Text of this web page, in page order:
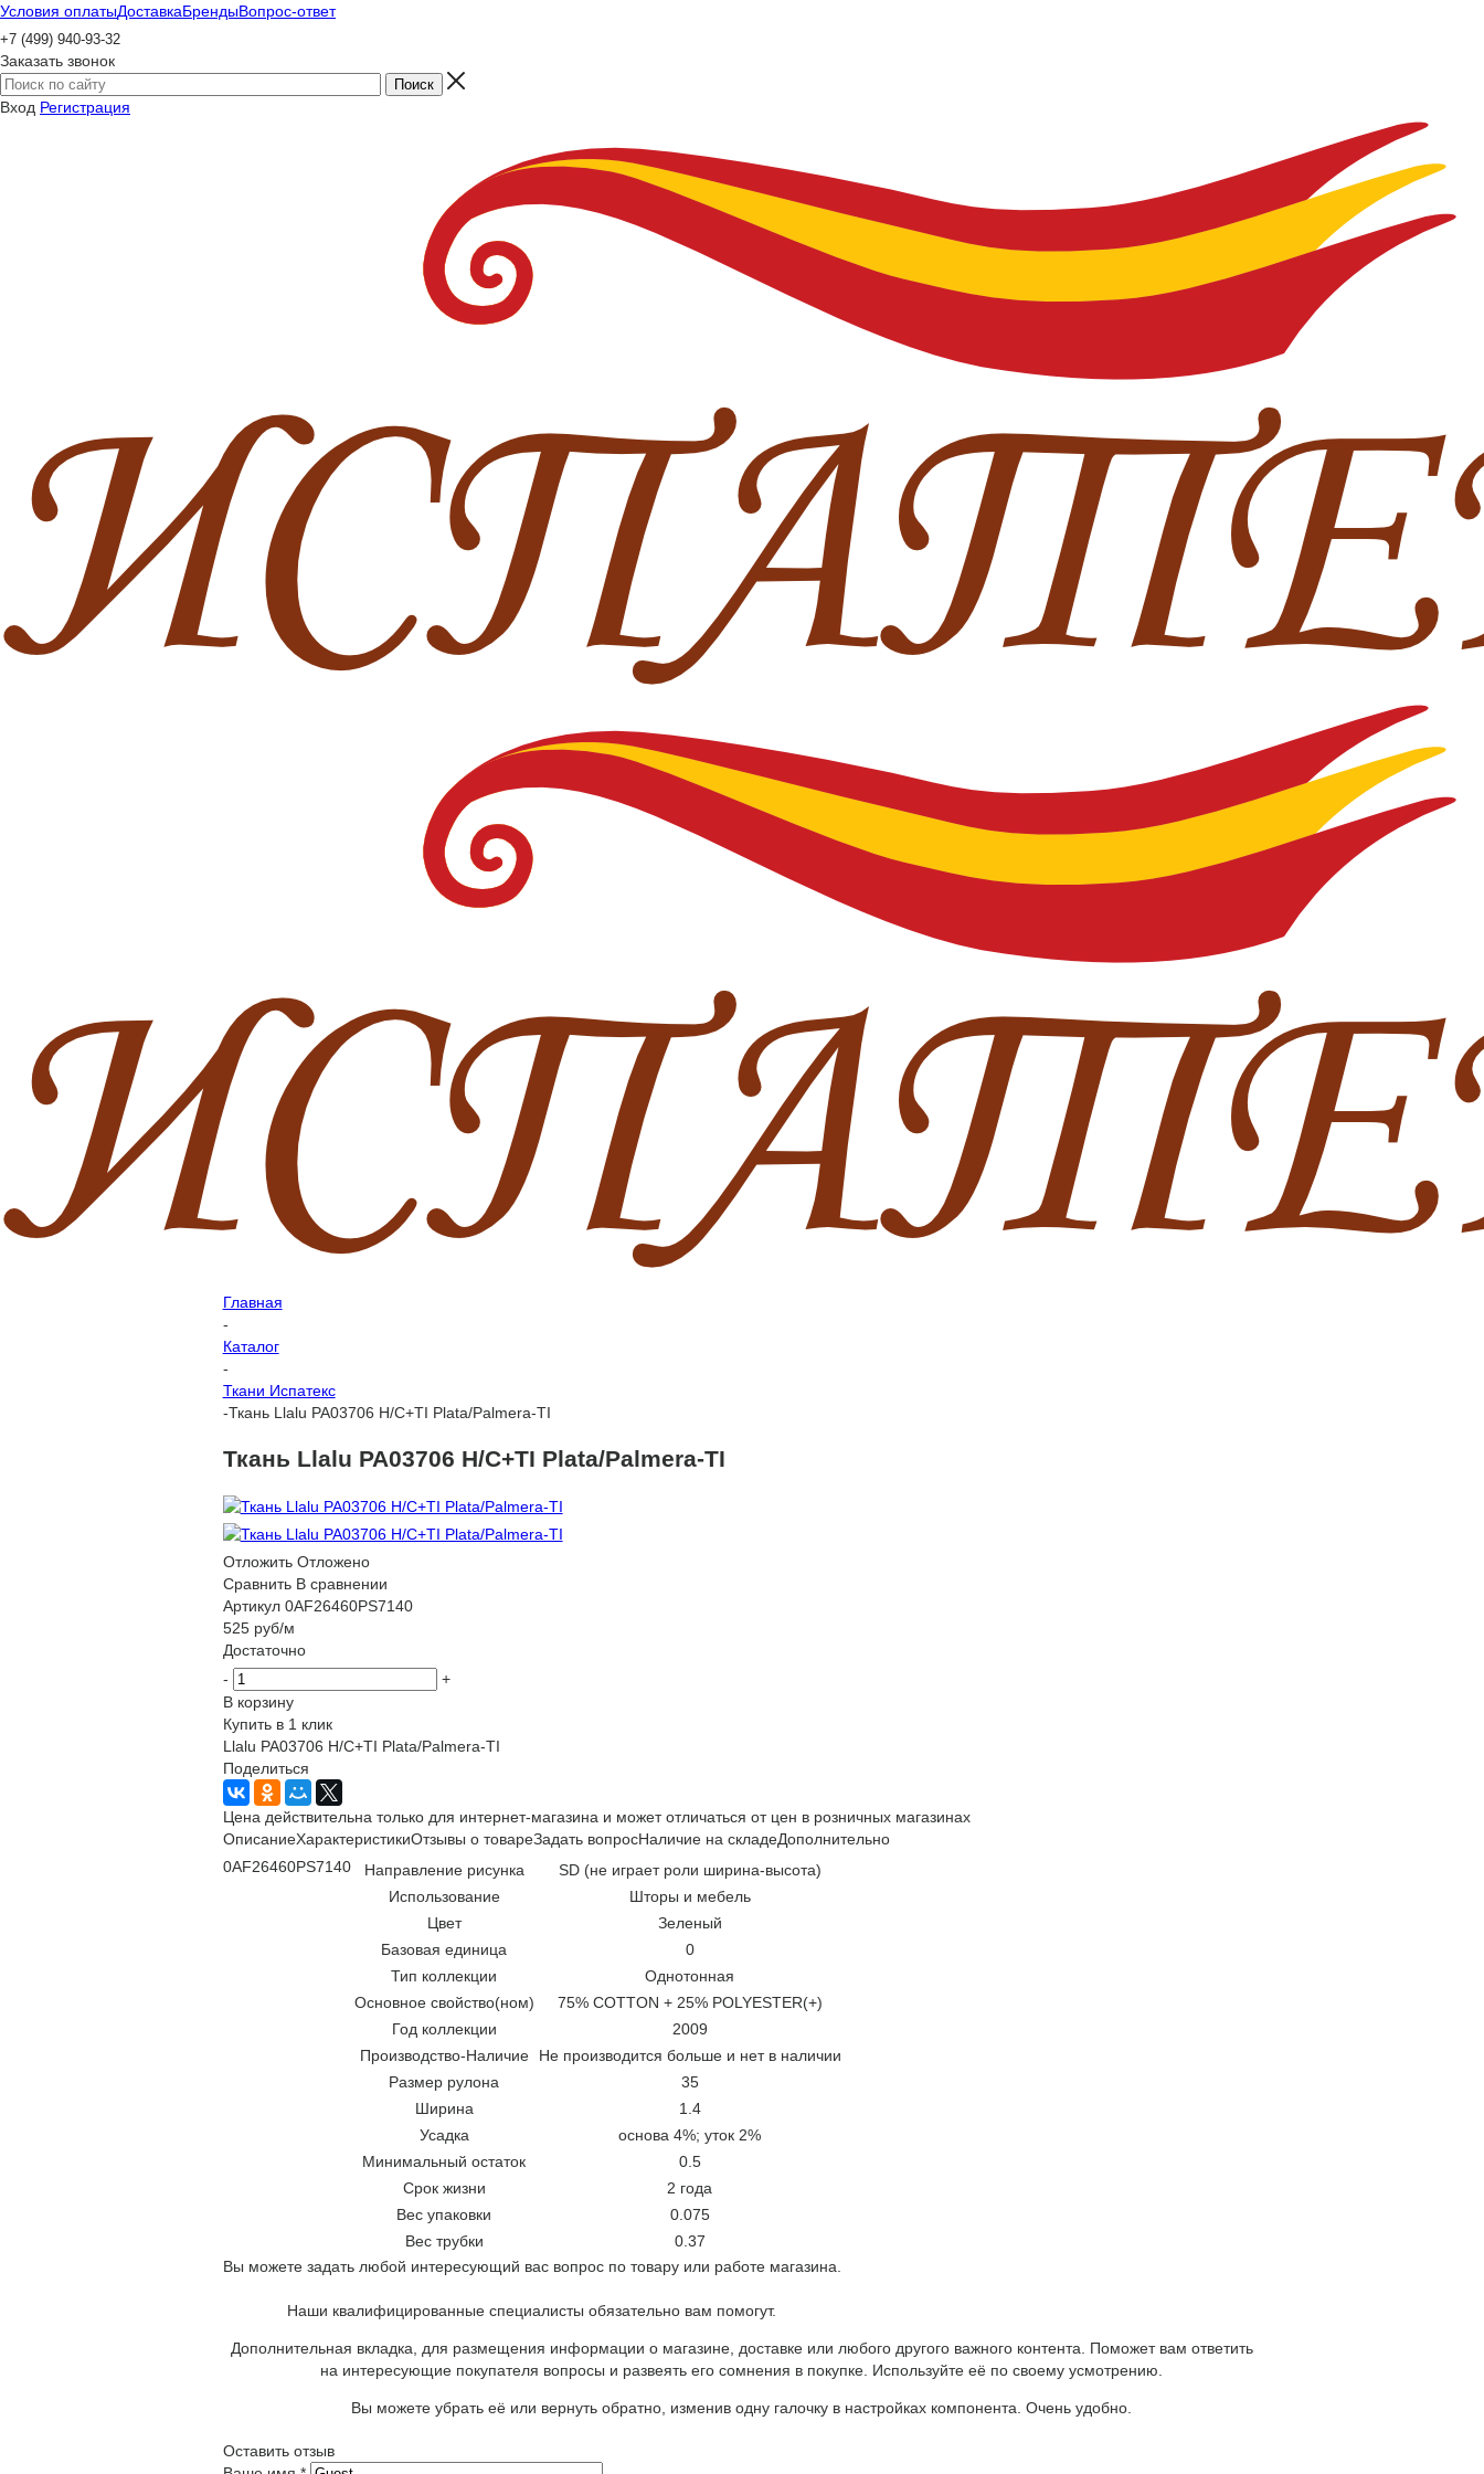
Условия оплатыДоставкаБрендыВопрос-ответ
+7 (499) 940-93-32
Заказать звонок
Вход Регистрация
Главная
-
Каталог
-
Ткани Испатекс
-Ткань Llalu PA03706 H/C+TI Plata/Palmera-TI
Ткань Llalu PA03706 H/C+TI Plata/Palmera-TI
Отложить Отложено
Сравнить В сравнении
Артикул 0AF26460PS7140
525руб/м
Достаточно
-
+
В корзину
Купить в 1 клик
Llalu PA03706 H/C+TI Plata/Palmera-TI
Поделиться
Цена действительна только для интернет-магазина и может отличаться от цен в розничных магазинах
ОписаниеХарактеристикиОтзывы о товареЗадать вопросНаличие на складеДополнительно
0AF26460PS7140
Направление рисунка
SD (не играет роли ширина-высота)
Использование
Шторы и мебель
Цвет
Зеленый
Базовая единица
0
Тип коллекции
Однотонная
Основное свойство(ном)
75% COTTON + 25% POLYESTER(+)
Год коллекции
2009
Производство-Наличие
Не производится больше и нет в наличии
Размер рулона
35
Ширина
1.4
Усадка
основа 4%; уток 2%
Минимальный остаток
0.5
Срок жизни
2 года
Вес упаковки
0.075
Вес трубки
0.37
Вы можете задать любой интересующий вас вопрос по товару или работе магазина.
Наши квалифицированные специалисты обязательно вам помогут.
Дополнительная вкладка, для размещения информации о магазине, доставке или любого другого важного контента. Поможет вам ответить
на интересующие покупателя вопросы и развеять его сомнения в покупке. Используйте её по своему усмотрению.
Вы можете убрать её или вернуть обратно, изменив одну галочку в настройках компонента. Очень удобно.
Оставить отзыв